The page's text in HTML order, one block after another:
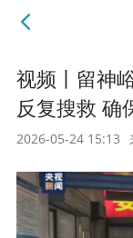
视频丨留神
反复搜救 确
2026-05-24 15:13